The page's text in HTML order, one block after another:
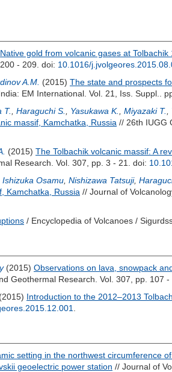
Native gold from volcanic gases at
- 209. doi: 10.1016/
A.M. (2015) The state and prospects
EM International. Vol. 21, Iss. Suppl..
T. Haraguchi S. Yasukawa K. Miyazaki T.
massif, Kamchatka, Russia // 26th IUGG
(2015) The Tolbachik volcanic massif: A
Research. Vol. 307, pp. 3 - 21. doi:
Ishizuka Osamu Nishizawa Tatsuji,
Kamchatka, Russia // Journal of
/ Encyclopedia of Volcanoes /
(2015) Observations on lava, snowpack
Geothermal Research. Vol. 307, pp. 107 -
(2015) Introduction to the 2012–2013
setting in the northwest circumference
geoelectric power station // Journal of